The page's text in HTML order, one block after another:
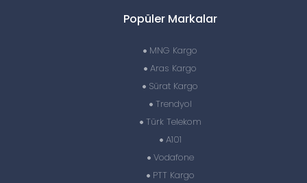
Popüler Markalar
MNG Kargo
Aras Kargo
Sürat Kargo
Trendyol
Türk Telekom
A101
Vodafone
PTT Kargo